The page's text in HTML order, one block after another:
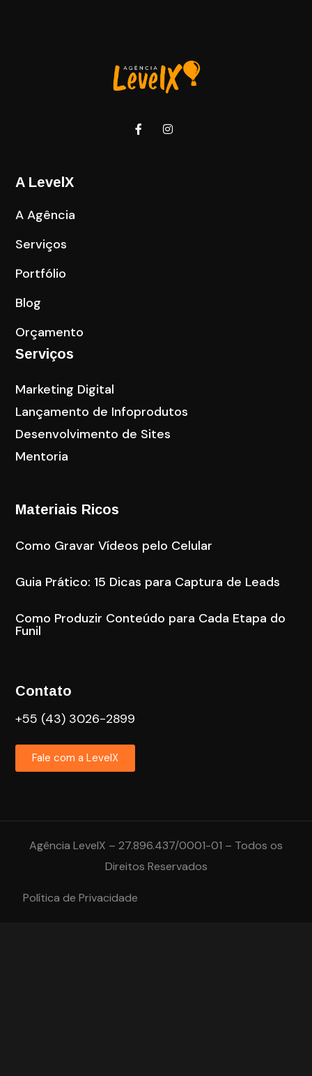
A LevelX
A Agência
Serviços
Portfólio
Blog
Orçamento
Serviços
Marketing Digital
Lançamento de Infoprodutos
Desenvolvimento de Sites
Mentoria
Materiais Ricos
Como Gravar Vídeos pelo Celular
Guia Prático: 15 Dicas para Captura de Leads
Como Produzir Conteúdo para Cada Etapa do
Funil
Contato
+55 (43) 3026-2899
Fale com a LevelX
Agência LevelX – 27.896.437/0001-01 – Todos os
Direitos Reservados
Política de Privacidade